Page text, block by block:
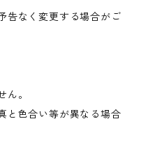
告なく変更する場合がご
ん。
と色合い等が異なる場合